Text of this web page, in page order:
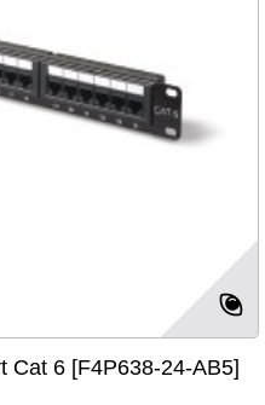
Cat 6 [F4P638-24-AB5]